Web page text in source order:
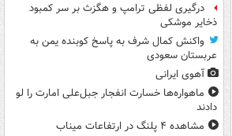
درگیری لفظی ترامپ و هگزث بر سر کمبود
ذخایر موشکی
واکنش کمال شرف به پاسخ کوبنده یمن به
عربستان سعودی
آهوی ایرانی
ماهواره‌ها خسارت انفجار جبل‌علی امارت را لو
دادند
مشاهده ۴ پلنگ در ارتفاعات میناب